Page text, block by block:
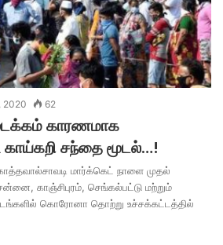
2020 62
காரணமாக
சந்தை மூடல்…!
மார்க்கெட் நாளை முதல்
காஞ்சிபுரம், செங்கல்பட்டு மற்றும்
கொரோனா தொற்று உச்சக்கட்டத்தில்